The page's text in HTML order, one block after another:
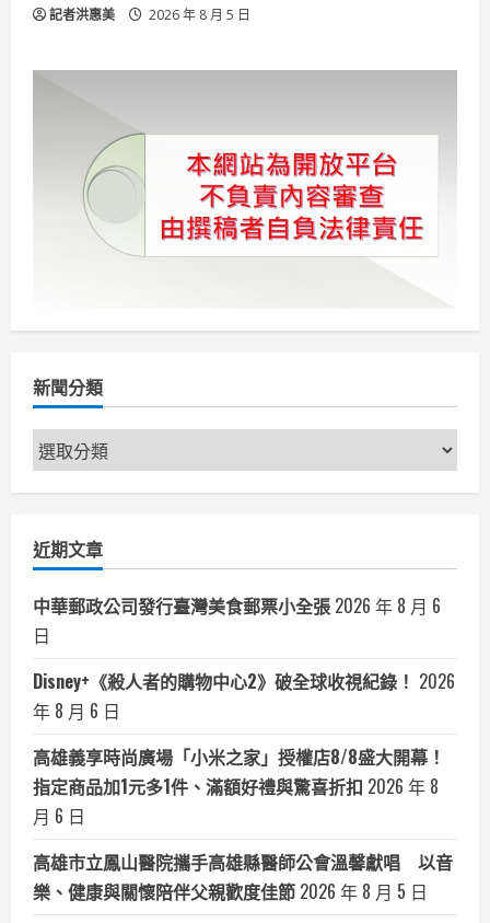
記者洪惠美 2026 年 8 月 5 日
新聞分類
新
聞
近期文章
中華郵政公司發行臺灣美食郵票小全張 2026 年 8 月 6
日
Disney+《殺人者的購物中心2》破全球收視紀錄！ 2026
年 8 月 6 日
高雄義享時尚廣場「小米之家」授權店8/8盛大開幕！
指定商品加1元多1件、滿額好禮與驚喜折扣 2026 年 8
月 6 日
高雄市立鳳山醫院攜手高雄縣醫師公會溫馨獻唱 以音
樂、健康與關懷陪伴父親歡度佳節 2026 年 8 月 5 日